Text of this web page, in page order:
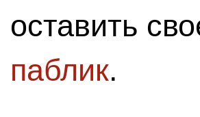
оставить
паблик.